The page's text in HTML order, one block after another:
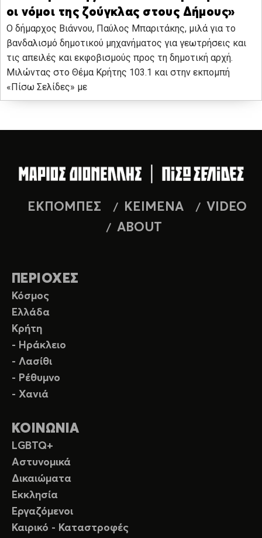
οι νόμοι της ζούγκλας στους Δήμους»
Ο δήμαρχος Βιάννου, Παύλος Μπαριτάκης, μιλά για το
βανδαλισμό δημοτικού μηχανήματος για γεωτρήσεις και
τις απειλές και εκφοβισμούς προς τη δημοτική αρχή.
Μιλώντας στο Θέμα Κρήτης 103.1 και στην εκπομπή
«Πίσω Σελίδες» με
ΕΚΠΟΜΠΕΣ ΚΕΙΜΕΝΑ
VIDEO
ABOUT
ΠΕΡΙΟΧΕΣ
Κόσμος
Ελλάδα
Κρήτη
- Ηράκλειο
- Λασίθι
- Ρέθυμνο
- Χανιά
ΚΟΙΝΩΝΙΑ
LGBTQ+
Αστυνομικά
Δικαιώματα
Εκκλησία
Εργαζόμενοι
Καιρικό - Καταστροφές